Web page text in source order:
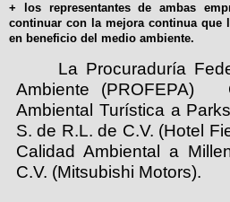
+ los representantes de ambas
continuar con la mejora continua que
en beneficio del medio ambiente.
La Procuraduría
Ambiente (PROFEPA)
Ambiental Turística a
S. de R.L. de C.V. (Hotel
Calidad Ambiental a
C.V. (Mitsubishi Motors).